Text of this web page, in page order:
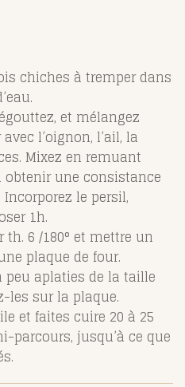
chiches à tremper dans
et mélangez
l’oignon, l’ail, la
Mixez en remuant
obtenir une consistance
le persil,
1h.
6 /180° et mettre un
plaque de four.
peu aplaties de la taille
les sur la plaque.
et faites cuire 20 à 25
parcours, jusqu’à ce que